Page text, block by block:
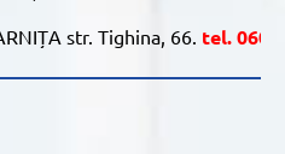
str. Tighina, 66. tel.